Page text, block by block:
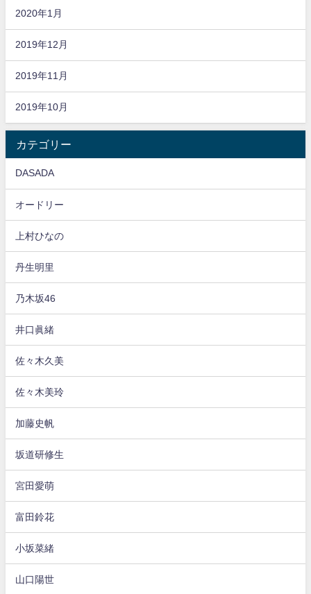
2020年1月
2019年12月
2019年11月
2019年10月
カテゴリー
DASADA
オードリー
上村ひなの
丹生明里
乃木坂46
井口眞緒
佐々木久美
佐々木美玲
加藤史帆
坂道研修生
宮田愛萌
富田鈴花
小坂菜緒
山口陽世